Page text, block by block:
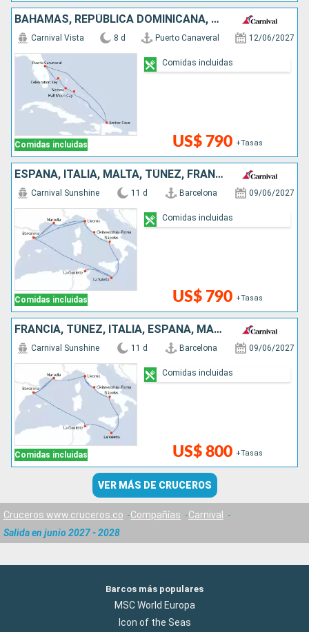
BAHAMAS, REPÚBLICA DOMINICANA, ESTADOS UNIDOS
Comidas incluidas
Carnival Vista 8 d Puerto Canaveral 12/06/2027
US$ 790 +Tasas
Comidas incluidas
ESPAÑA, ITALIA, MALTA, TÚNEZ, FRANCIA
Comidas incluidas
Carnival Sunshine 11 d Barcelona 09/06/2027
US$ 790 +Tasas
Comidas incluidas
FRANCIA, TÚNEZ, ITALIA, ESPAÑA, MALTA
Comidas incluidas
Carnival Sunshine 11 d Barcelona 09/06/2027
US$ 800 +Tasas
Comidas incluidas
VER MÁS DE CRUCEROS
Cruceros www.cruceros.co Compañías
Carnival
Salida en junio 2027 - 2028
Barcos más populares
MSC World Europa
Icon of the Seas